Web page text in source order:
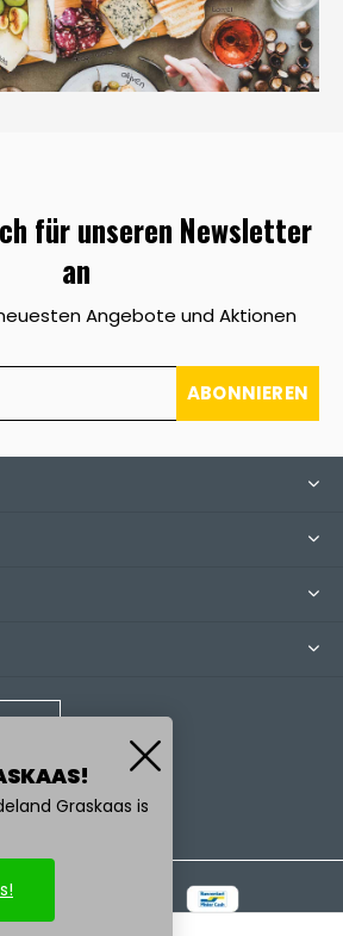
für unseren Newsletter
an
Angebote und Aktionen
ABONNIEREN
Graskaas is